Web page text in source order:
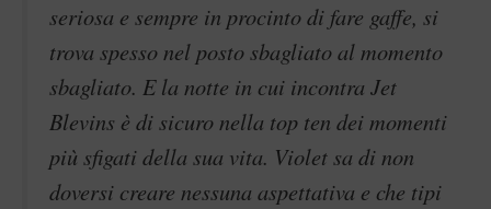
seriosa e sempre in procinto di fare gaffe, si
trova spesso nel posto sbagliato al momento
sbagliato. E la notte in cui incontra Jet
Blevins è di sicuro nella top ten dei momenti
più sfigati della sua vita. Violet sa di non
doversi creare nessuna aspettativa e che tipi